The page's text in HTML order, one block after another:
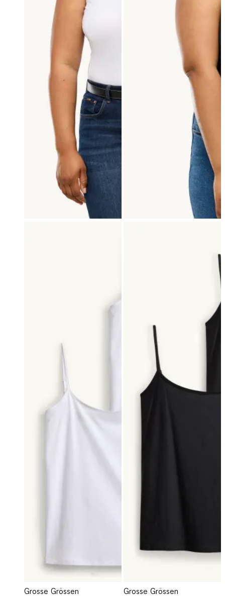
Grosse Grössen
Grosse Grössen